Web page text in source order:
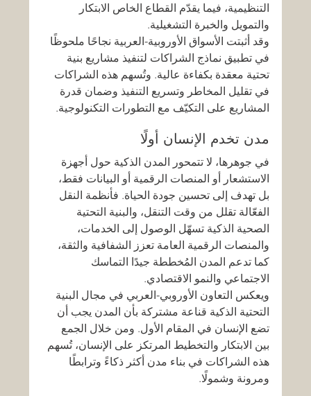
التنظيمية، فيما يقدّم القطاع الخاص الابتكار
والتمويل والخبرة التشغيلية.
وقد أثبتت الأسواق الأوروبية-العربية نجاحًا ملحوظًا
في تطبيق نماذج الشراكات لتنفيذ مشاريع بنية
تحتية معقدة بكفاءة عالية. وتُسهم هذه الشراكات
في تقليل المخاطر وتسريع التنفيذ وضمان قدرة
المشاريع على التكيّف مع التطورات التكنولوجية.
مدن تخدم الإنسان أولًا
في جوهرها، لا تتمحور المدن الذكية حول أجهزة
الاستشعار أو المنصات الرقمية أو البيانات فقط،
بل تهدف إلى تحسين جودة الحياة. فأنظمة النقل
الفعّالة تقلل من وقت التنقل، والبنية التحتية
الصحية الذكية تسهّل الوصول إلى الخدمات،
والمنصات الرقمية العامة تعزز الشفافية والثقة،
كما تدعم المدن المُخططة جيدًا التماسك
الاجتماعي والنمو الاقتصادي.
ويعكس التعاون الأوروبي-العربي في مجال البنية
التحتية الذكية قناعة مشتركة بأن المدن يجب أن
تضع الإنسان في المقام الأول. ومن خلال الجمع
بين الابتكار والتخطيط المرتكز على الإنسان، تُسهم
هذه الشراكات في بناء مدن أكثر ذكاءً وترابطًا
ومرونة وشمولًا.